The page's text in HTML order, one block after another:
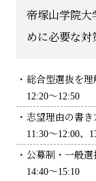
帝塚山学院大
めに必要な対
総合型選抜を理
12:20～12:50
志望理由の書き
11:30～12:00、
公募制・一般選
14:40～15:10